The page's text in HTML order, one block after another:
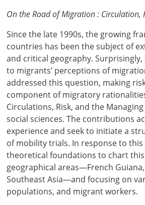
On the Road of Migration :
Since the late 1990s, the growing
countries has been the subject of
and critical geography.
to migrants’ perceptions of
addressed this question, making
component of migratory
Circulations, Risk, and the
social sciences. The contributions
experience and seek to initiate a
of mobility trials. In response to
theoretical foundations to chart
geographical areas—French
Southeast Asia—and focusing on
populations, and migrant workers.